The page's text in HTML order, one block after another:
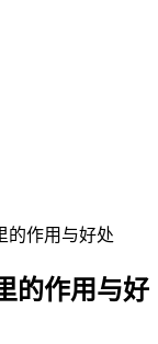
的作用与好处
的作用与好